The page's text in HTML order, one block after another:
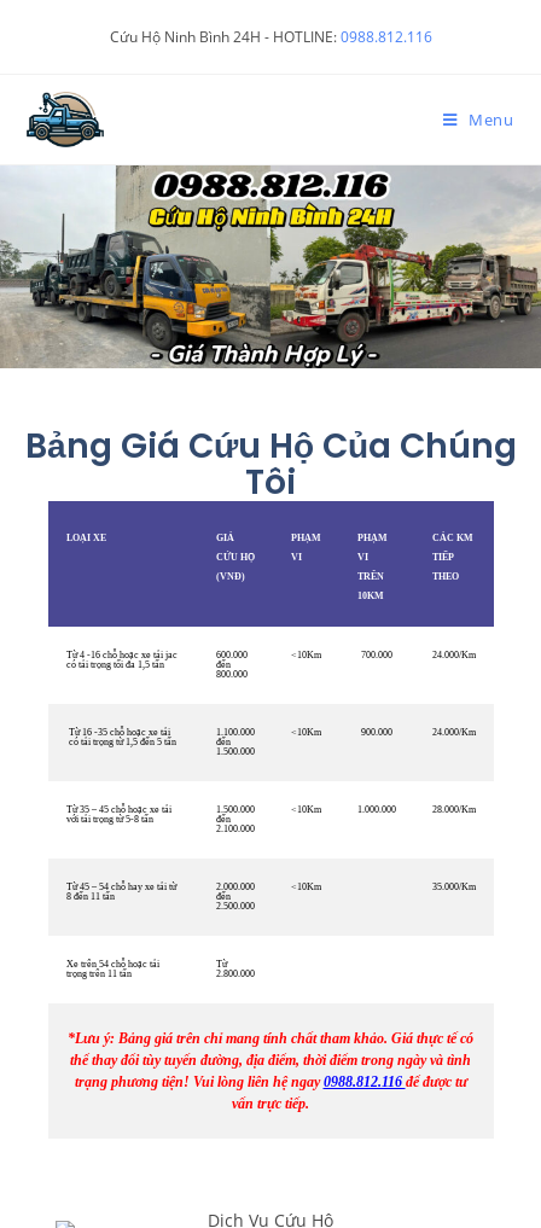
Cứu Hộ Ninh Bình 24H - HOTLINE:0988.812.116
Menu
Bảng Giá Cứu Hộ Của Chúng
Tôi
LOẠI XE
GIÁ
CỨU HỘ
(VNĐ)
PHẠM
VI
PHẠM
VI
TRÊN
10KM
CÁC KM
TIẾP
THEO
Từ 4 -16 chỗ hoặc xe tải jac
có tải trọng tối đa 1,5 tấn
600.000
đến
800.000
<10Km 700.000 24.000/Km
Từ 16 -35 chỗ hoặc xe tải
có tải trọng từ 1,5 đến 5 tấn
1.100.000
đến
1.500.000
<10Km 900.000 24.000/Km
Từ 35 – 45 chỗ hoặc xe tải
với tải trọng từ 5-8 tấn
1.500.000
đến
2.100.000
<10Km 1.000.000 28.000/Km
Từ 45 – 54 chỗ hay xe tải từ
8 đến 11 tấn
2.000.000
đến
2.500.000
<10Km 35.000/Km
Xe trên 54 chỗ hoặc tải
trọng trên 11 tấn
Từ
2.800.000
*Lưu ý: Bảng giá trên chỉ mang tính chất tham khảo. Giá thực tế có
thể thay đổi tùy tuyến đường, địa điểm, thời điểm trong ngày và tình
trạng phương tiện! Vui lòng liên hệ ngay0988.812.116 để được tư
vấn trực tiếp.